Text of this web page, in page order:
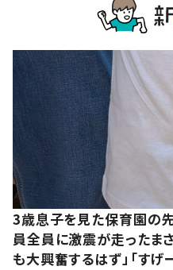
3歳息子を見た保育園の先
員全員に激震が走ったま
も大興奮するはず」「すげー